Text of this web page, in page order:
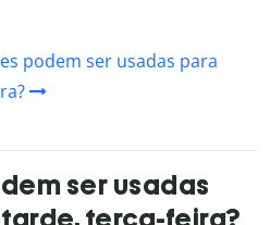
podem ser usadas para
ser usadas